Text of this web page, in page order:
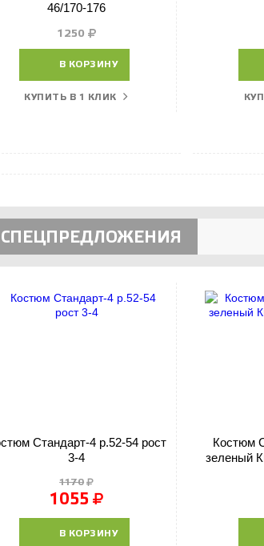
46/170-176
1250
В КОРЗИНУ
КУПИТЬ В 1 КЛИК
СПЕЦПРЕДЛОЖЕНИЯ
Стандарт-4 р.52-54 рост
3-4
1170
1055
В КОРЗИНУ
Костюм
зеленый